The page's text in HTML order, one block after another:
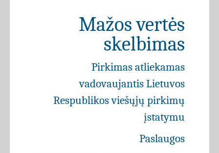
Mažos vertės
skelbimas
Pirkimas atliekamas
vadovaujantis Lietuvos
Respublikos viešųjų pirkimų
įstatymu
Paslaugos